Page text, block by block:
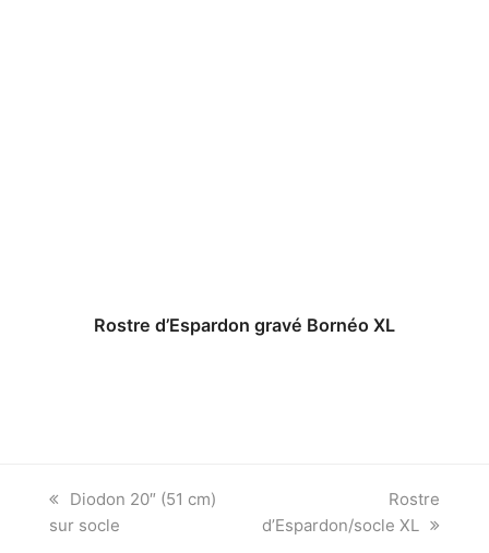
Rostre d’Espardon gravé Bornéo XL
previous
post:
Diodon 20″ (51 cm)
sur socle
next
post:
Rostre
d’Espardon/socle XL